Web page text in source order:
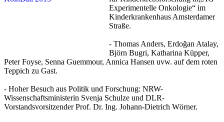
Experimentelle Onkologie“ im
Kinderkrankenhaus Amsterdamer
Straße.
- Thomas Anders, Erdoğan Atalay,
Björn Bugri, Katharina Küpper,
Peter Foyse, Senna Guemmour, Annica Hansen uvw. auf dem roten
Teppich zu Gast.
- Hoher Besuch aus Politik und Forschung: NRW-
Wissenschaftsministerin Svenja Schulze und DLR-
Vorstandsvorsitzender Prof. Dr. Ing. Johann-Dietrich Wörner.